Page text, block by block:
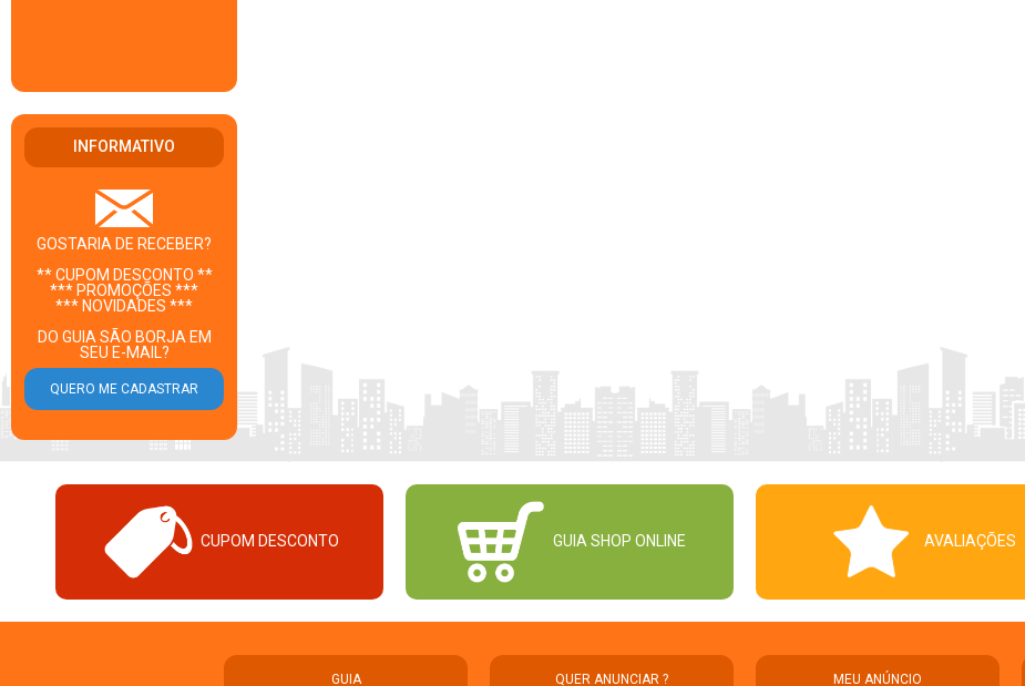
INFORMATIVO
GOSTARIA DE RECEBER?
** CUPOM DESCONTO **
*** PROMOÇÕES ***
*** NOVIDADES ***
DO GUIA SÃO BORJA EM
SEU E-MAIL?
CUPOM DESCONTO GUIA SHOP ONLINE AVALIAÇÕES
GUIA QUER ANUNCIAR ? MEU ANÚNCIO